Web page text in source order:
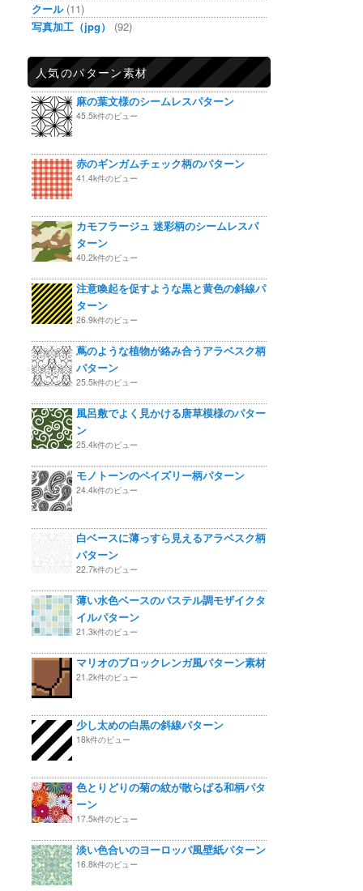
クール(11)
写真加工（jpg）
(92)
人気のパターン素材
麻の葉文様のシームレスパターン
45.5k件のビュー
赤のギンガムチェック柄のパターン
41.4k件のビュー
カモフラージュ 迷彩柄のシームレスパ
ターン
40.2k件のビュー
注意喚起を促すような黒と黄色の斜線パ
ターン
26.9k件のビュー
蔦のような植物が絡み合うアラベスク柄
パターン
25.5k件のビュー
風呂敷でよく見かける唐草模様のパター
ン
25.4k件のビュー
モノトーンのペイズリー柄パターン
24.4k件のビュー
白ベースに薄っすら見えるアラベスク柄
パターン
22.7k件のビュー
薄い水色ベースのパステル調モザイクタ
イルパターン
21.3k件のビュー
マリオのブロックレンガ風パターン素材
21.2k件のビュー
少し太めの白黒の斜線パターン
18k件のビュー
色とりどりの菊の紋が散らばる和柄パタ
ーン
17.5k件のビュー
淡い色合いのヨーロッパ風壁紙パターン
16.8k件のビュー